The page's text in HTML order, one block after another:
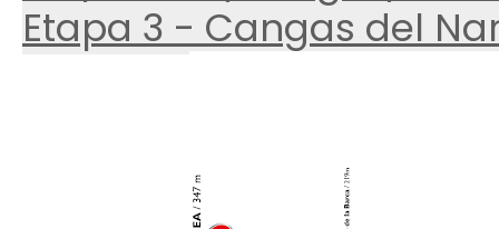
Etapa 3 - Cangas del